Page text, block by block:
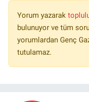
Yorum yazarak
bulunuyor ve tüm
yorumlardan Genç
tutulamaz.